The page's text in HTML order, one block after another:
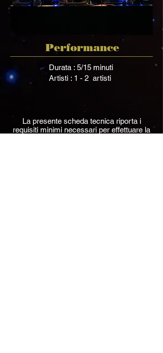
Performance
Durata : 5/15 minuti
Artisti : 1 - 2 artisti
La presente scheda tecnica riporta i
requisiti minimi necessari per effettuare la